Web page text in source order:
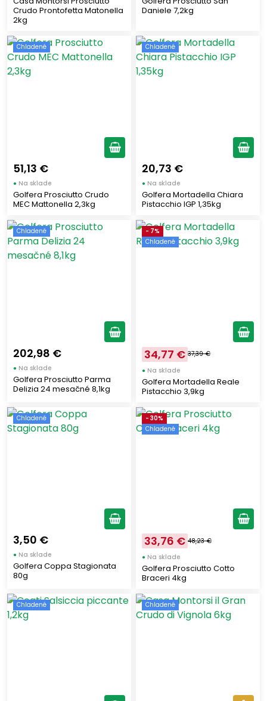
Crudo Prontofetta Matonella
2kg
Daniele 7,2kg
Chladené
51,13 €
● Na sklade
Golfera Prosciutto Crudo
MEC Mattonella 2,3kg
Chladené
20,73 €
● Na sklade
Golfera Mortadella Chiara
Pistacchio IGP 1,35kg
Chladené
202,98 €
● Na sklade
Golfera Prosciutto Parma
Delizia 24 mesačné 8,1kg
- 7%
Chladené
34,77 € 37,39 €
● Na sklade
Golfera Mortadella Reale
Pistacchio 3,9kg
Chladené
3,50 €
● Na sklade
Golfera Coppa Stagionata
80g
- 30%
Chladené
33,76 € 48,23 €
● Na sklade
Golfera Prosciutto Cotto
Braceri 4kg
Chladené Chladené